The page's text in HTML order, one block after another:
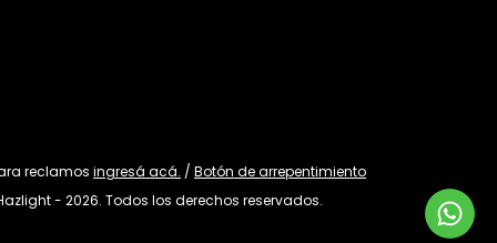
reclamos ingresá acá. / Botón de arrepentimiento
- 2026. Todos los derechos reservados.